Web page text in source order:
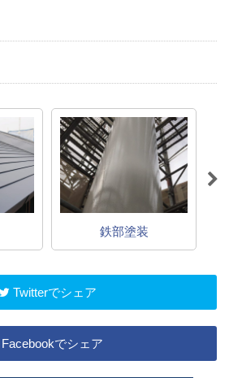
鉄部塗装
Twitterでシェア
Facebookでシェア